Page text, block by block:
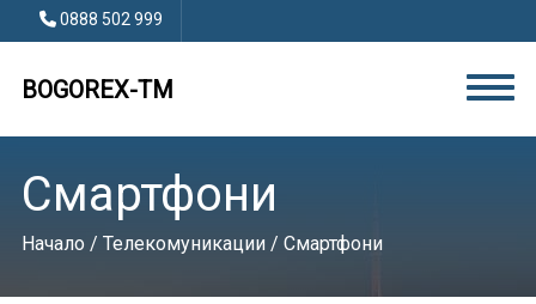
0888 502 999
BOGOREX-TM
Смартфони
Начало/ Телекомуникации/ Смартфони